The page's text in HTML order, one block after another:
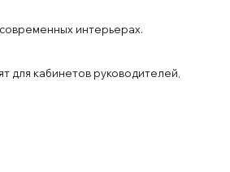
современных интерьерах.
ят для кабинетов руководителей